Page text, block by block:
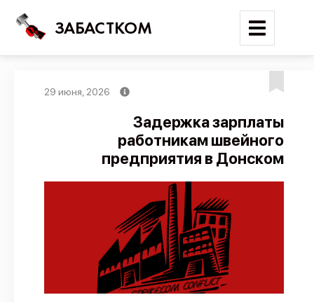
ЗАБАСТКОМ
Поиск
Новости
Карта событий
Трудовые конфликты
Отчеты
Предложить публикацию
Справочник
29 июня, 2026
Задержка зарплаты
работникам швейного
предприятия в Донском